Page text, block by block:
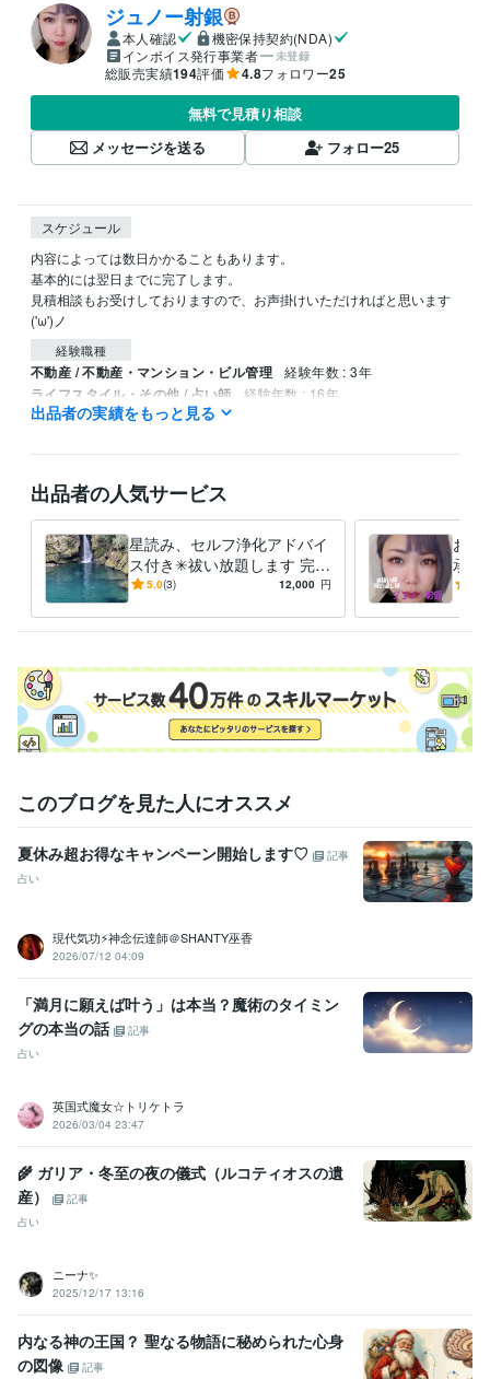
ジュノー射銀
本人確認
機密保持契約(NDA)
インボイス発行事業者
未登録
総販売実績194評価 4.8フォロワー25
無料で見積り相談
メッセージを送る
フォロー25
スケジュール
内容によっては数日かかることもあります。
基本的には翌日までに完了します。
見積相談もお受けしておりますので、お声掛けいただければと思います
経験職種
不動産 / 不動産・マンション・ビル管理 経験年数 : 3年
ライフスタイル・その他 / 占い師 経験年数 : 16年
占い お祓い、呪い返し、占い、霊視
出品者の実績をもっと見る
出品者の人気サービス
星読み、セルフ浄化アドバイ
ス付き✳︎祓い放題します 完全
防御✳︎強力祓い放題✳︎ご家
5.0(3) 12,000 円
お祓
承り
し、
このブログを見た人にオススメ
夏休み超お得なキャンペーン開始します♡
記事
占い
現代気功⚡神念伝達師＠SHANTY巫香
2026/07/12 04:09
「満月に願えば叶う」は本当？魔術のタイミン
グの本当の話
記事
占い
英国式魔女☆トリケトラ
2026/03/04 23:47
🌾 ガリア・冬至の夜の儀式（ルコティオスの遺
産）
記事
占い
ニーナ✨️
2025/12/17 13:16
内なる神の王国？ 聖なる物語に秘められた心身
の図像
記事